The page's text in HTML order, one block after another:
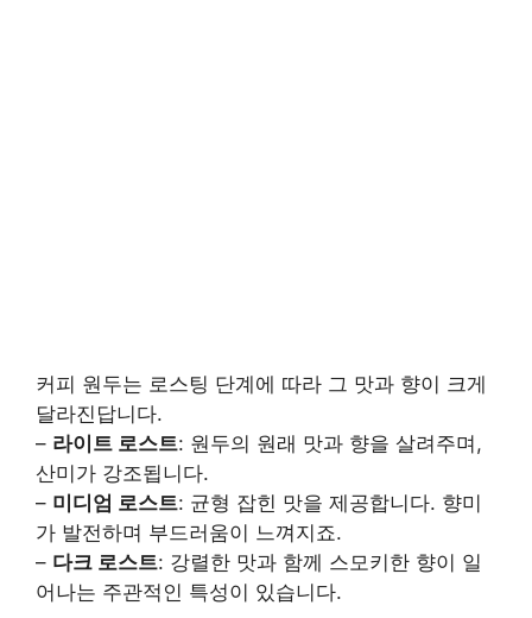
커피 원두는 로스팅 단계에 따라 그 맛과 향이 크게
달라진답니다.
– 라이트 로스트: 원두의 원래 맛과 향을 살려주며,
산미가 강조됩니다.
– 미디엄 로스트: 균형 잡힌 맛을 제공합니다. 향미
가 발전하며 부드러움이 느껴지죠.
– 다크 로스트: 강렬한 맛과 함께 스모키한 향이 일
어나는 주관적인 특성이 있습니다.